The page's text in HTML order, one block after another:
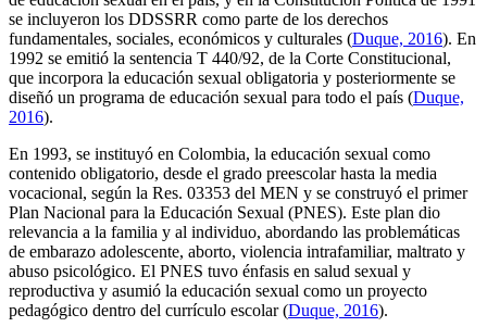
se incluyeron los DDSSRR como parte de los derechos
fundamentales, sociales, económicos y culturales (Duque, 2016). En
1992 se emitió la sentencia T 440/92, de la Corte Constitucional,
que incorpora la educación sexual obligatoria y posteriormente se
diseñó un programa de educación sexual para todo el país (Duque,
2016).
En 1993, se instituyó en Colombia, la educación sexual como
contenido obligatorio, desde el grado preescolar hasta la media
vocacional, según la Res. 03353 del MEN y se construyó el primer
Plan Nacional para la Educación Sexual (PNES). Este plan dio
relevancia a la familia y al individuo, abordando las problemáticas
de embarazo adolescente, aborto, violencia intrafamiliar, maltrato y
abuso psicológico. El PNES tuvo énfasis en salud sexual y
reproductiva y asumió la educación sexual como un proyecto
pedagógico dentro del currículo escolar (Duque, 2016).